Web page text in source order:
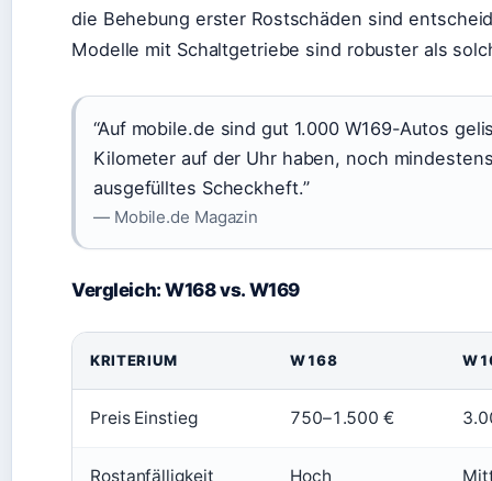
die Behebung erster Rostschäden sind
Modelle mit Schaltgetriebe sind robuster als
“Auf mobile.de sind gut 1.000 W169-Autos
Kilometer auf der Uhr haben, noch
ausgefülltes Scheckheft.”
— Mobile.de Magazin
Vergleich: W168 vs. W169
KRITERIUM W168
Preis Einstieg 750–1.500 €
Rostanfälligkeit Hoch